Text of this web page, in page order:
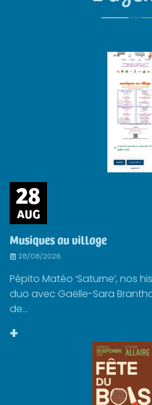
28
AUG
Musiques au village
28/08/2026
Pépito Matéo ‘Saturne’, nos
duo avec Gaëlle-Sara
de...
+